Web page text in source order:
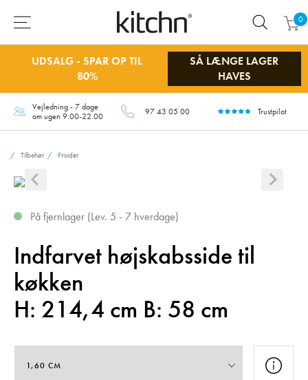
0
UDSALG - SPAR OP TIL
80%
SÅ LÆNGE LAGER
HAVES
Vejledning - 7 dage
om ugen 9.00-22.00
97 43 05 00 Trustpilot
Tilbehør Frisider
På fjernlager (Lev. 5 - 7 hverdage)
Indfarvet højskabsside til
køkken
H: 214,4 cm B: 58 cm